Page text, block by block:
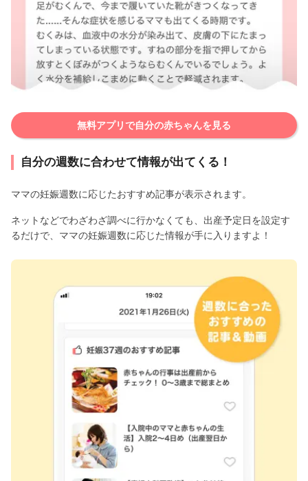
無料アプリで自分の赤ちゃんを見る
自分の週数に合わせて情報が出てくる！
ママの妊娠週数に応じたおすすめ記事が表示されます。
ネットなどでわざわざ調べに行かなくても、出産予定日を設定す
るだけで、ママの妊娠週数に応じた情報が手に入りますよ！